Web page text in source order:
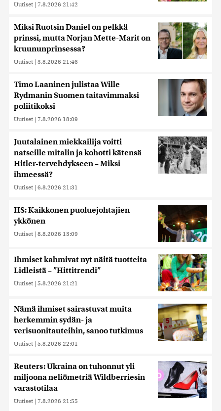
Uutiset | 7.8.2026 21:42
Miksi Ruotsin Daniel on pelkkä
prinssi, mutta Norjan Mette-Marit on
kruununprinsessa?
Uutiset | 3.8.2026 21:46
Timo Laaninen julistaa Wille
Rydmanin Suomen taitavimmaksi
poliitikoksi
Uutiset | 7.8.2026 18:09
Juutalainen miekkailija voitti
natseille mitalin ja kohotti kätensä
Hitler-tervehdykseen – Miksi
ihmeessä?
Uutiset | 6.8.2026 21:31
HS: Kaikkonen puoluejohtajien
ykkönen
Uutiset | 8.8.2026 13:09
Ihmiset kahmivat nyt näitä tuotteita
Lidleistä – ”Hittitrendi”
Uutiset | 5.8.2026 21:21
Nämä ihmiset sairastuvat muita
herkemmin sydän- ja
verisuonitauteihin, sanoo tutkimus
Uutiset | 5.8.2026 22:01
Reuters: Ukraina on tuhonnut yli
miljoona neliömetriä Wildberriesin
varastotilaa
Uutiset | 7.8.2026 21:55